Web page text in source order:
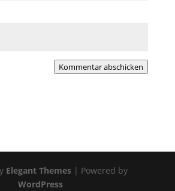
Kommentar abschicken
Elegant Themes| Powered by
WordPress